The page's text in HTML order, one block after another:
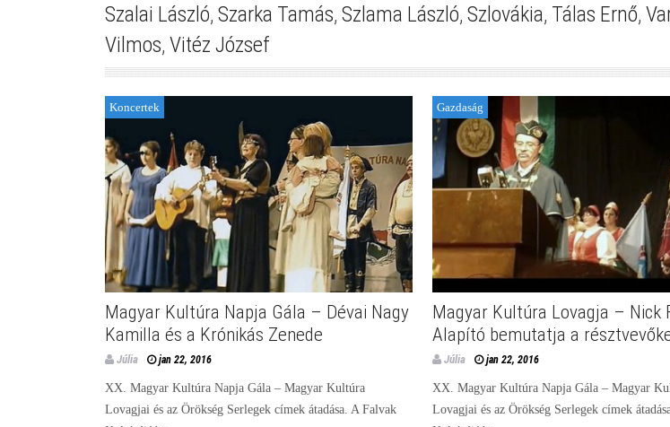
Szalai László, Szarka Tamás, Szlama László, Szlovákia, Tálas Ernő,
Vilmos, Vitéz József
Koncertek
Magyar Kultúra Napja Gála – Dévai Nagy
Kamilla és a Krónikás Zenede
Júlia jan 22, 2016
XX. Magyar Kultúra Napja Gála – Magyar Kultúra
Lovagjai és az Örökség Serlegek címek átadása. A Falvak
Gazdaság
Magyar Kultúra Lovagja – Nick
Alapító bemutatja a
Júlia jan 22, 2016
XX. Magyar Kultúra Napja Gála – Magyar
Lovagjai és az Örökség Serlegek címek